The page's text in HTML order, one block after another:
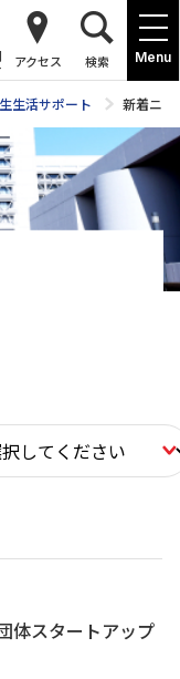
Menu
アクセス 検索
生活サポート 新着ニュ
体スタートアップ